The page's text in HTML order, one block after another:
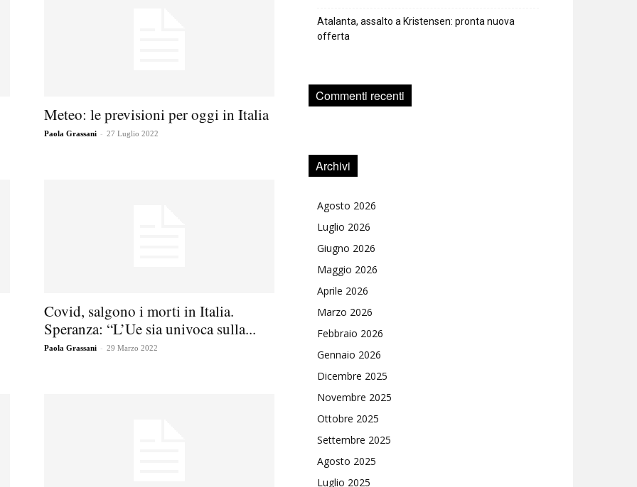
Meteo: le previsioni per oggi in Italia
Paola Grassani - 27 Luglio 2022
Covid, salgono i morti in Italia.
Speranza: “L’Ue sia univoca sulla...
Paola Grassani - 29 Marzo 2022
Atalanta, assalto a Kristensen: pronta nuova
offerta
Commenti recenti
Archivi
Agosto 2026
Luglio 2026
Giugno 2026
Maggio 2026
Aprile 2026
Marzo 2026
Febbraio 2026
Gennaio 2026
Dicembre 2025
Novembre 2025
Ottobre 2025
Settembre 2025
Agosto 2025
Luglio 2025